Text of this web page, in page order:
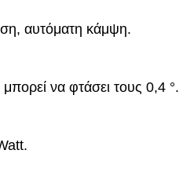
αυτόματη κάμψη.
να φτάσει τους 0,4 °.